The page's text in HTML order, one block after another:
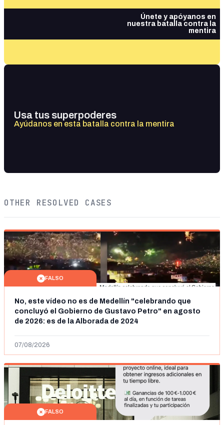
Únete y apóyanos en
nuestra batalla contra la
mentira
Usa tus superpoderes
Ayúdanos en esta batalla contra la mentira
OTHER RESOLVED CASES
FALSO
No, este vídeo no es de Medellín "celebrando que
concluyó el Gobierno de Gustavo Petro" en agosto
de 2026: es de la Alborada de 2024
07/08/2026
FALSO